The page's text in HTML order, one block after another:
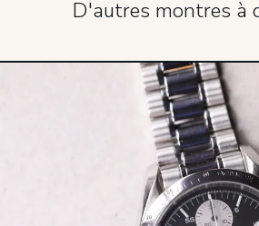
D'autres montres à